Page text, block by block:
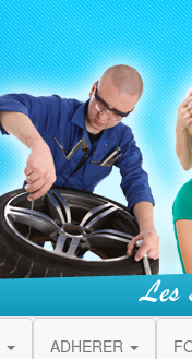
ADHERER